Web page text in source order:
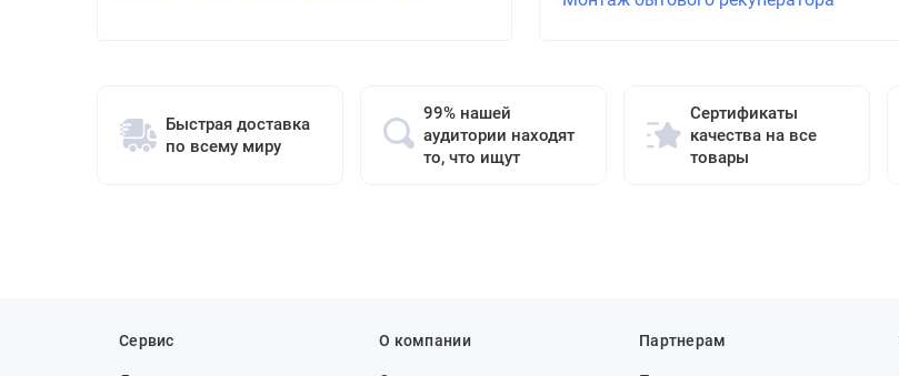
Быстрая доставка
по всему миру
99% нашей
аудитории находят
то, что ищут
Сертификаты
качества на все
товары
Сервис О компании Партнерам